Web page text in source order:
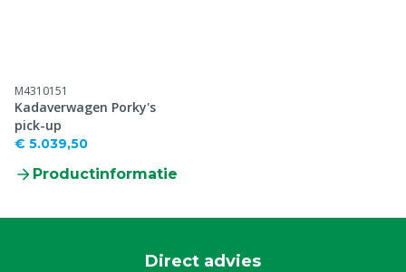
M4310151
Kadaverwagen Porky's
pick-up
€ 5.039,50
Productinformatie
Direct advies